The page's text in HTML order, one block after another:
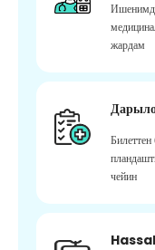
жардам
чейин